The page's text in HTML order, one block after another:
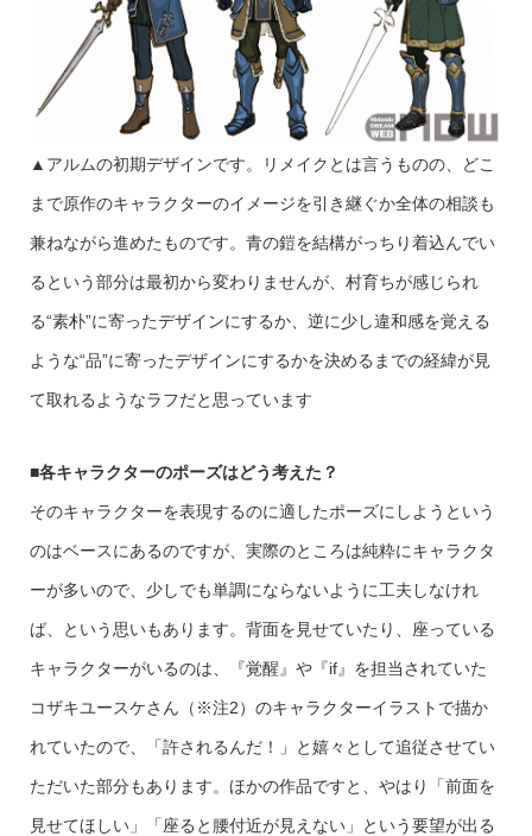
▲アルムの初期デザインです。リメイクとは言うものの、どこ
まで原作のキャラクターのイメージを引き継ぐか全体の相談も
兼ねながら進めたものです。青の鎧を結構がっちり着込んでい
るという部分は最初から変わりませんが、村育ちが感じられ
る“素朴”に寄ったデザインにするか、逆に少し違和感を覚える
ような“品”に寄ったデザインにするかを決めるまでの経緯が見
て取れるようなラフだと思っています
■各キャラクターのポーズはどう考えた？
そのキャラクターを表現するのに適したポーズにしようという
のはベースにあるのですが、実際のところは純粋にキャラクタ
ーが多いので、少しでも単調にならないように工夫しなけれ
ば、という思いもあります。背面を見せていたり、座っている
キャラクターがいるのは、『覚醒』や『if』を担当されていた
コザキユースケさん（※注2）のキャラクターイラストで描か
れていたので、「許されるんだ！」と嬉々として追従させてい
ただいた部分もあります。ほかの作品ですと、やはり「前面を
見せてほしい」「座ると腰付近が見えない」という要望が出る